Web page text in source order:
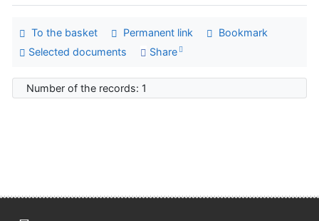
To the basket Permanent link
Bookmark
Selected documents
Share
Number of the records: 1